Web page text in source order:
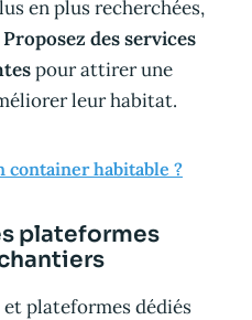
en plus recherchées,
Proposez des services
pour attirer une
leur habitat.
container habitable ?
plateformes
plateformes dédiés